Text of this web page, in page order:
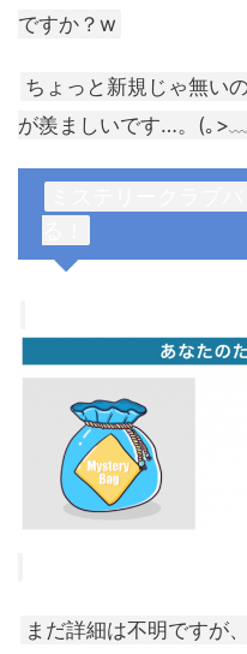
ですか？w
ちょっと新規じゃ無い
が羨ましいです…。(｡
まだ詳細は不明ですが